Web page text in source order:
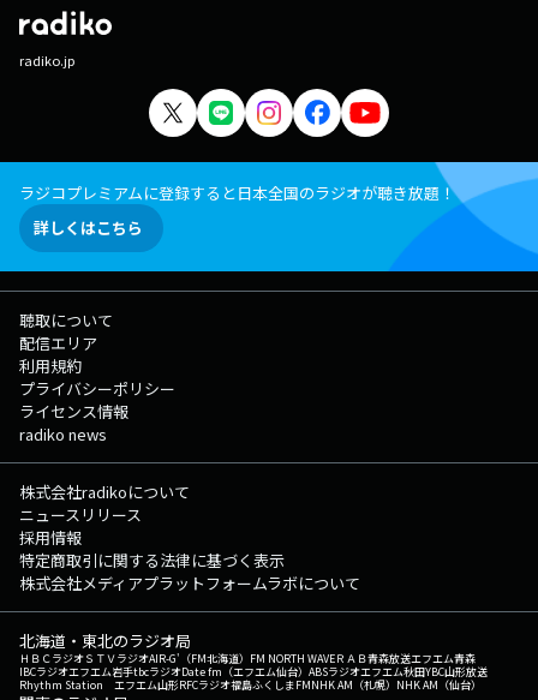
radiko.jp
ラジコプレミアムに登録すると日本全国のラジオが聴き放題！
詳しくはこちら
聴取について
配信エリア
利用規約
プライバシーポリシー
ライセンス情報
radiko news
株式会社radikoについて
ニュースリリース
採用情報
特定商取引に関する法律に基づく表示
株式会社メディアプラットフォームラボについて
北海道・東北のラジオ局
ＨＢＣラジオＳＴＶラジオAIR-G'（FM北海道） FM NORTH WAVEＲＡＢ青森放送エフエム青森
IBCラジオエフエム岩手tbcラジオDate fm（エフエム仙台） ABSラジオエフエム秋田YBC山形放送
Rhythm Station エフエム山形RFCラジオ福島ふくしまFMNHK AM（札幌） NHK AM（仙台）